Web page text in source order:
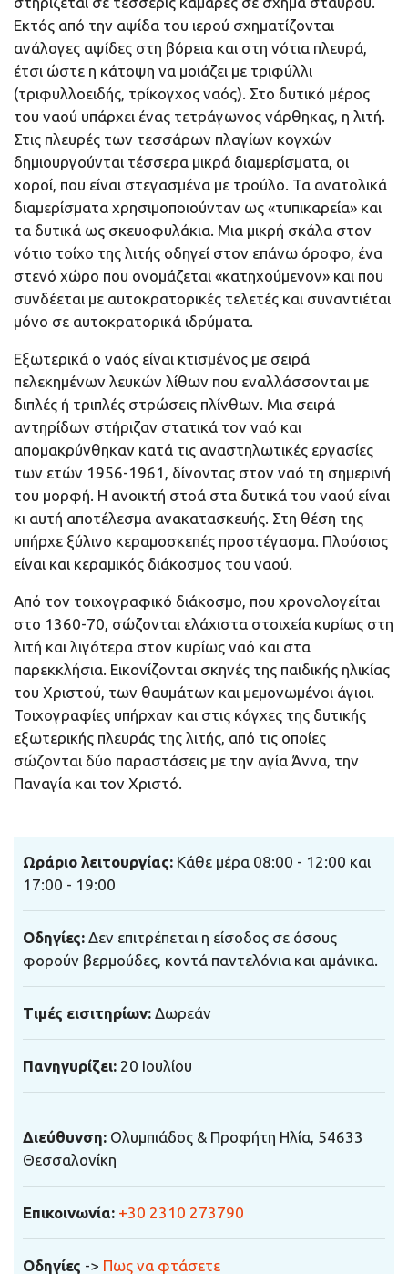
Εκτός από την αψίδα του ιερού σχηματίζονται
ανάλογες αψίδες στη βόρεια και στη νότια πλευρά,
έτσι ώστε η κάτοψη να μοιάζει με τριφύλλι
(τριφυλλοειδής, τρίκογχος ναός). Στο δυτικό μέρος
του ναού υπάρχει ένας τετράγωνος νάρθηκας, η λιτή.
Στις πλευρές των τεσσάρων πλαγίων κογχών
δημιουργούνται τέσσερα μικρά διαμερίσματα, οι
χοροί, που είναι στεγασμένα με τρούλο. Τα ανατολικά
διαμερίσματα χρησιμοποιούνταν ως «τυπικαρεία» και
τα δυτικά ως σκευοφυλάκια. Μια μικρή σκάλα στον
νότιο τοίχο της λιτής οδηγεί στον επάνω όροφο, ένα
στενό χώρο που ονομάζεται «κατηχούμενον» και που
συνδέεται με αυτοκρατορικές τελετές και συναντιέται
μόνο σε αυτοκρατορικά ιδρύματα.
Εξωτερικά ο ναός είναι κτισμένος με σειρά
πελεκημένων λευκών λίθων που εναλλάσσονται με
διπλές ή τριπλές στρώσεις πλίνθων. Μια σειρά
αντηρίδων στήριζαν στατικά τον ναό και
απομακρύνθηκαν κατά τις αναστηλωτικές εργασίες
των ετών 1956-1961, δίνοντας στον ναό τη σημερινή
του μορφή. Η ανοικτή στοά στα δυτικά του ναού είναι
κι αυτή αποτέλεσμα ανακατασκευής. Στη θέση της
υπήρχε ξύλινο κεραμοσκεπές προστέγασμα. Πλούσιος
είναι και κεραμικός διάκοσμος του ναού.
Από τον τοιχογραφικό διάκοσμο, που χρονολογείται
στο 1360-70, σώζονται ελάχιστα στοιχεία κυρίως στη
λιτή και λιγότερα στον κυρίως ναό και στα
παρεκκλήσια. Εικονίζονται σκηνές της παιδικής ηλικίας
του Χριστού, των θαυμάτων και μεμονωμένοι άγιοι.
Τοιχογραφίες υπήρχαν και στις κόγχες της δυτικής
εξωτερικής πλευράς της λιτής, από τις οποίες
σώζονται δύο παραστάσεις με την αγία Άννα, την
Παναγία και τον Χριστό.
Ωράριο λειτουργίας: Κάθε μέρα 08:00 - 12:00 και
17:00 - 19:00
Οδηγίες: Δεν επιτρέπεται η είσοδος σε όσους
φορούν βερμούδες, κοντά παντελόνια και αμάνικα.
Τιμές εισιτηρίων: Δωρεάν
Πανηγυρίζει: 20 Ιουλίου
Διεύθυνση: Ολυμπιάδος & Προφήτη Ηλία, 54633
Θεσσαλονίκη
Επικοινωνία: +30 2310 273790
Οδηγίες -> Πως να φτάσετε